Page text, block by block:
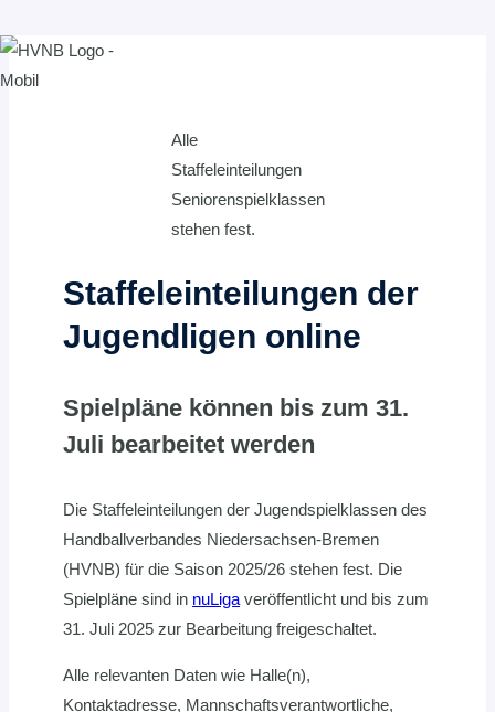
Zum
Inhalt
Alle
Staffeleinteilungen
Seniorenspielklassen
stehen fest.
Staffeleinteilungen der
Jugendligen online
Spielpläne können bis zum 31.
Juli bearbeitet werden
Die Staffeleinteilungen der Jugendspielklassen des
Handballverbandes Niedersachsen-Bremen
(HVNB) für die Saison 2025/26 stehen fest. Die
Spielpläne sind in nuLiga veröffentlicht und bis zum
31. Juli 2025 zur Bearbeitung freigeschaltet.
Alle relevanten Daten wie Halle(n),
Kontaktadresse, Mannschaftsverantwortliche,